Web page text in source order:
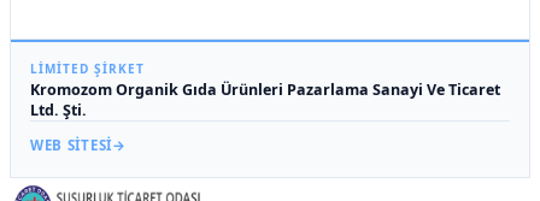
LIMITED ŞIRKET
Kromozom Organik Gıda Ürünleri Pazarlama Sanayi Ve Ticaret
Ltd. Şti.
WEB SITESI→